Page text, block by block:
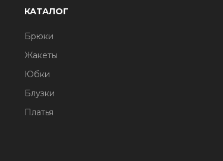
КАТАЛОГ
Брюки
Жакеты
Юбки
Блузки
Платья